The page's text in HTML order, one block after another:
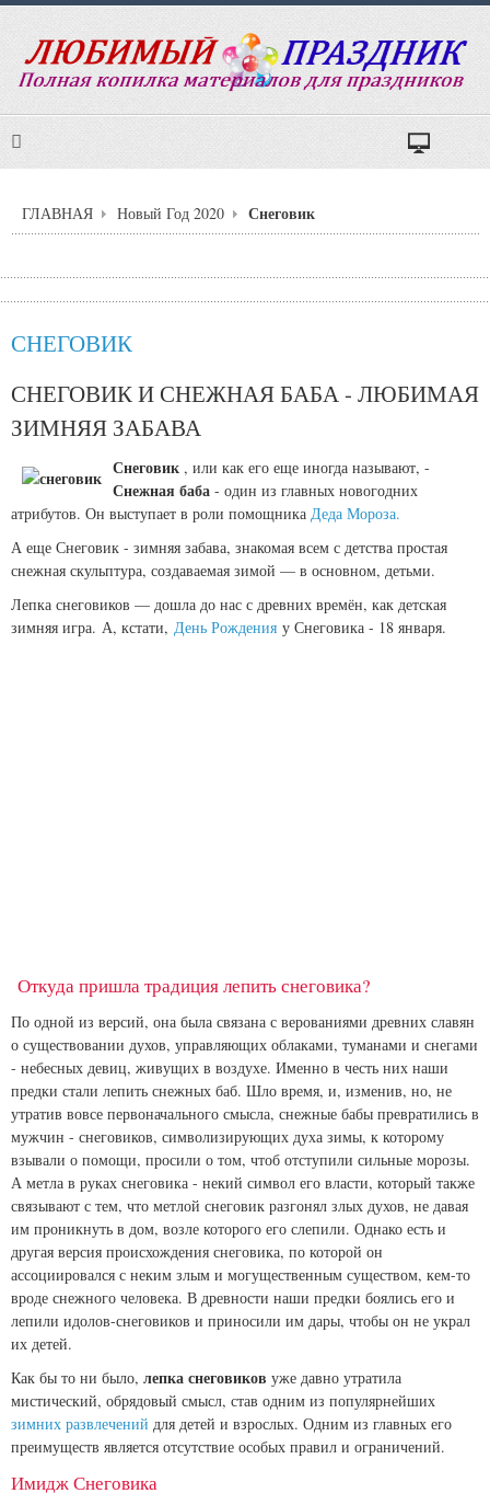
ГЛАВНАЯ Новый Год 2020 Снеговик
СНЕГОВИК
СНЕГОВИК И СНЕЖНАЯ БАБА - ЛЮБИМАЯ
ЗИМНЯЯ ЗАБАВА
Снеговик , или как его еще иногда называют, -
Снежная баба - один из главных новогодних
атрибутов. Он выступает в роли помощника Деда Мороза.
А еще Снеговик - зимняя забава, знакомая всем с детства простая
снежная скульптура, создаваемая зимой — в основном, детьми.
Лепка снеговиков — дошла до нас с древних времён, как детская
зимняя игра. А, кстати, День Рождения у Снеговика - 18 января.
Откуда пришла традиция лепить снеговика?
По одной из версий, она была связана с верованиями древних славян
о существовании духов, управляющих облаками, туманами и снегами
- небесных девиц, живущих в воздухе. Именно в честь них наши
предки стали лепить снежных баб. Шло время, и, изменив, но, не
утратив вовсе первоначального смысла, снежные бабы превратились в
мужчин - снеговиков, символизирующих духа зимы, к которому
взывали о помощи, просили о том, чтоб отступили сильные морозы.
А метла в руках снеговика - некий символ его власти, который также
связывают с тем, что метлой снеговик разгонял злых духов, не давая
им проникнуть в дом, возле которого его слепили. Однако есть и
другая версия происхождения снеговика, по которой он
ассоциировался с неким злым и могущественным существом, кем-то
вроде снежного человека. В древности наши предки боялись его и
лепили идолов-снеговиков и приносили им дары, чтобы он не украл
их детей.
Как бы то ни было, лепка снеговиков уже давно утратила
мистический, обрядовый смысл, став одним из популярнейших
зимних развлечений для детей и взрослых. Одним из главных его
преимуществ является отсутствие особых правил и ограничений.
Имидж Снеговика